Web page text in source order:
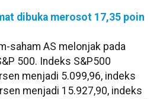
dibuka merosot 17,35 poin
saham AS melonjak pada
500. Indeks S&P500
menjadi 5.099,96, indeks
menjadi 15.927,90, indeks